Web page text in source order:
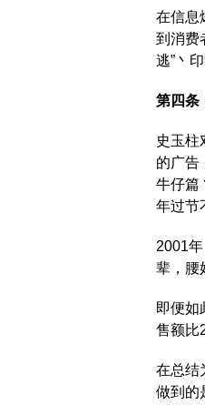
在信息
到消费
逃”丶
第四条
史玉柱
的广告
牛仔篇
年过节
2001
辈，腰
即便如
售额比
在总结
做到的